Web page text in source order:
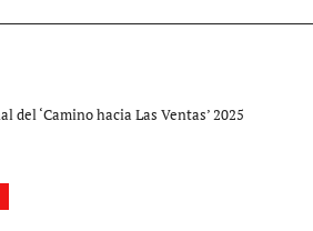
del ‘Camino hacia Las Ventas’ 2025